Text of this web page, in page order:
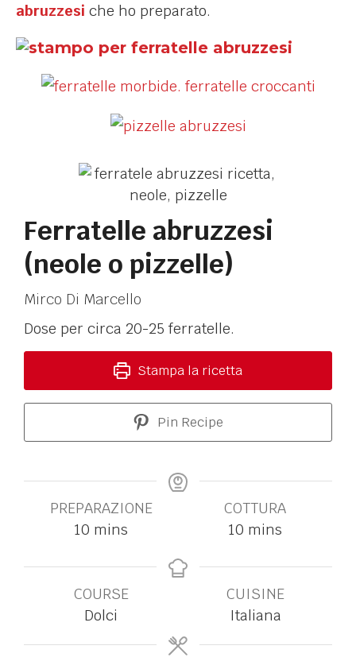
abruzzesi che ho preparato.
Ferratelle abruzzesi
(neole o pizzelle)
Mirco Di Marcello
Dose per circa 20-25 ferratelle.
Stampa la ricetta
Pin Recipe
PREPARAZIONE
10 mins
COTTURA
10 mins
COURSE
Dolci
CUISINE
Italiana